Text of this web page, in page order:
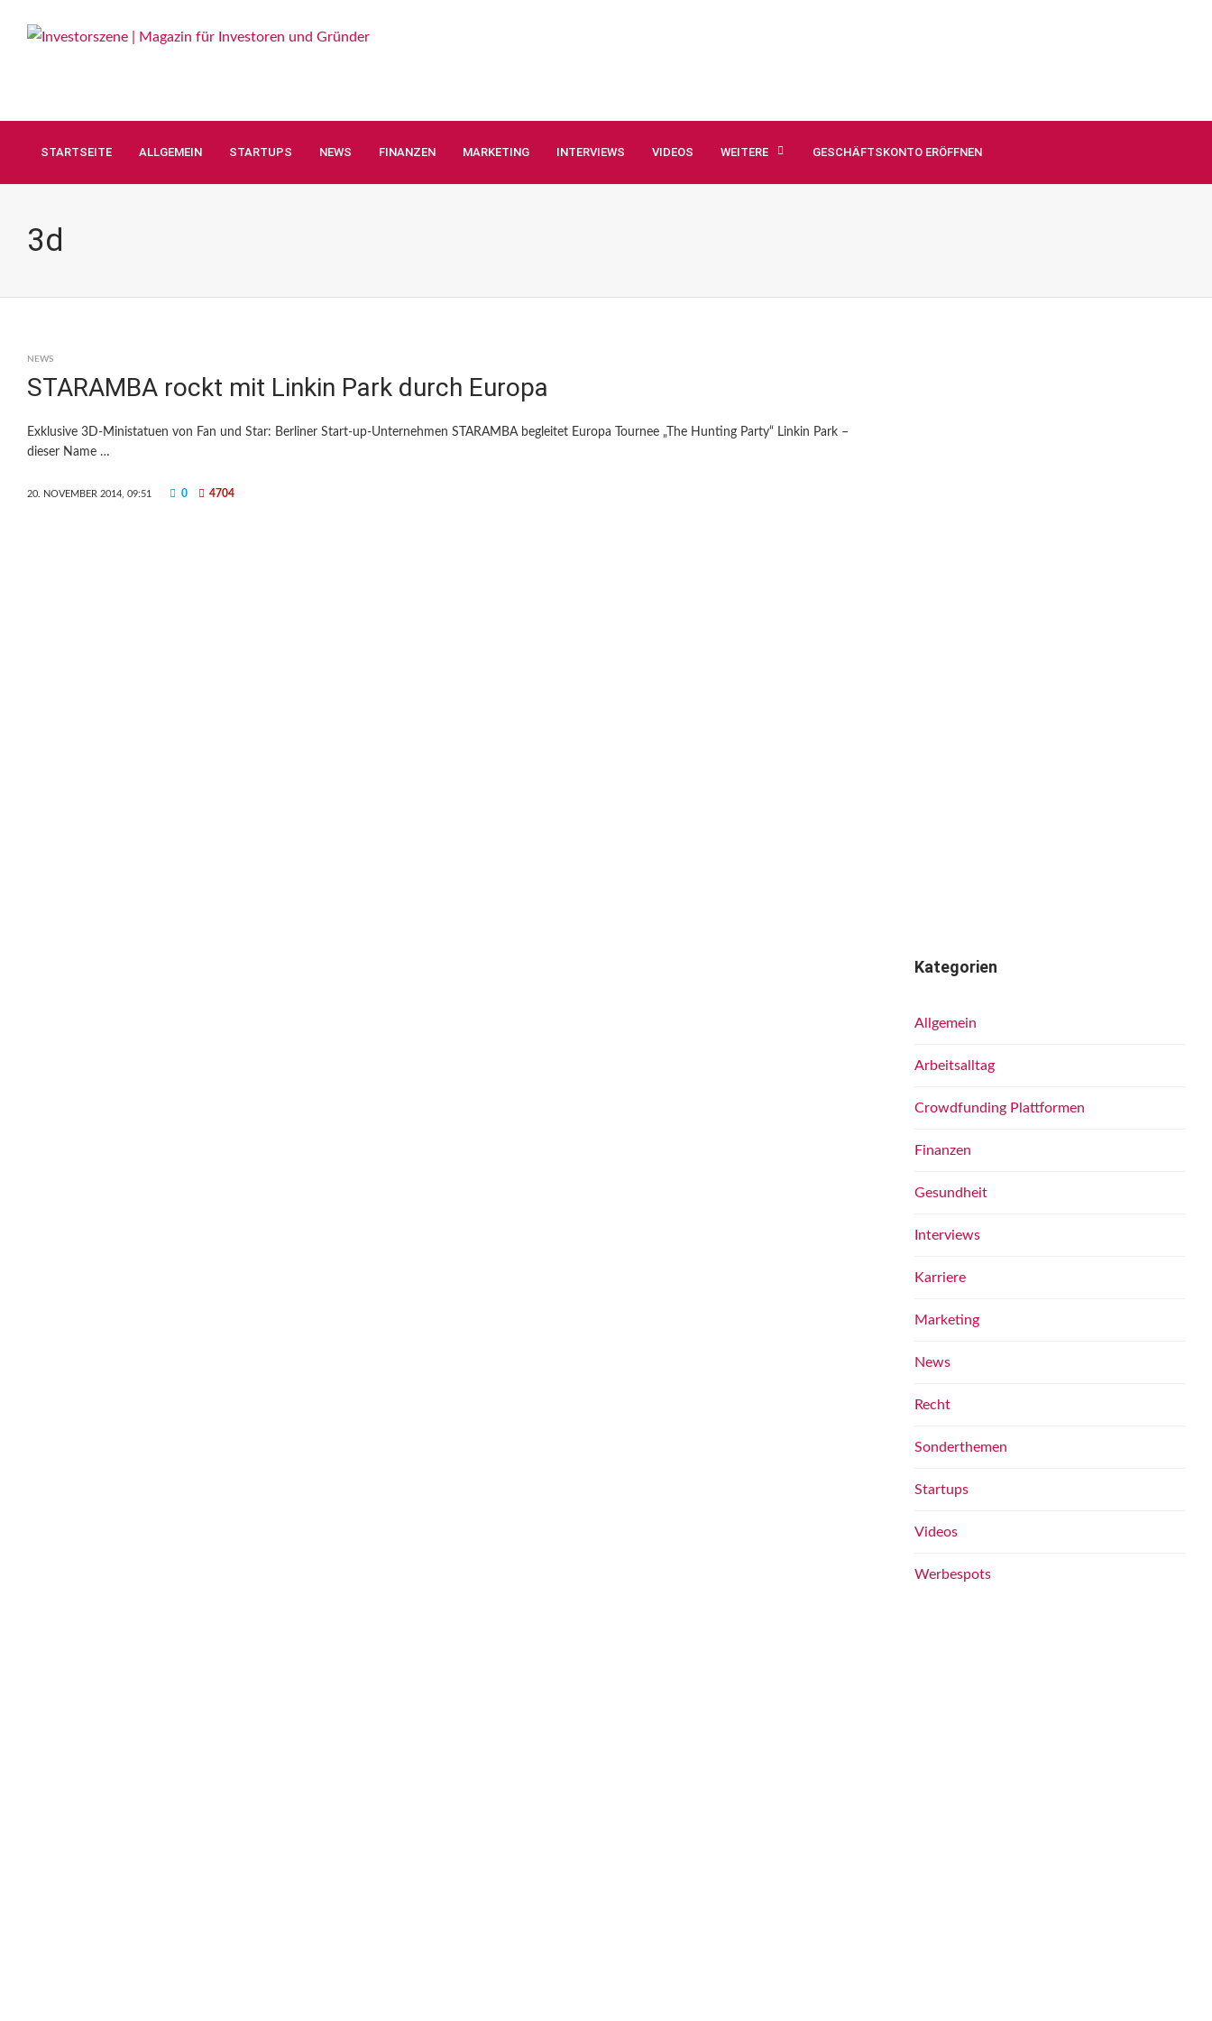
STARTSEITE ALLGEMEIN STARTUPS NEWS FINANZEN MARKETING INTERVIEWS VIDEOS WEITERE GESCHÄFTSKONTO ERÖFFNEN
3d
NEWS
STARAMBA rockt mit Linkin Park durch Europa
Exklusive 3D-Ministatuen von Fan und Star: Berliner Start-up-Unternehmen STARAMBA begleitet Europa Tournee „The Hunting Party“ Linkin Park –
dieser Name …
20. NOVEMBER 2014, 09:51 0 4704
Kategorien
Allgemein
Arbeitsalltag
Crowdfunding Plattformen
Finanzen
Gesundheit
Interviews
Karriere
Marketing
News
Recht
Sonderthemen
Startups
Videos
Werbespots